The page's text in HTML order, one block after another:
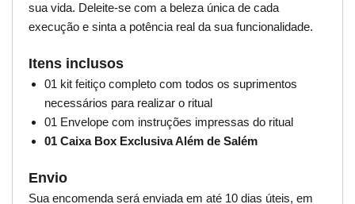
sua vida. Deleite-se com a beleza única de cada
execução e sinta a potência real da sua funcionalidade.
Itens inclusos
01 kit feitiço completo com todos os suprimentos
necessários para realizar o ritual
01 Envelope com instruções impressas do ritual
01 Caixa Box Exclusiva Além de Salém
Envio
Sua encomenda será enviada em até 10 dias úteis, em